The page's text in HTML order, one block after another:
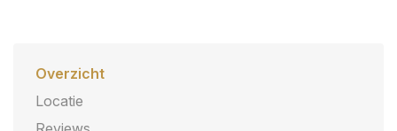
Overzicht
Locatie